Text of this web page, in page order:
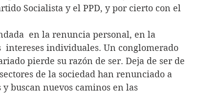
Socialista y el PPD, y por cierto con el
en la renuncia personal, en la
intereses individuales. Un conglomerado
pierde su razón de ser. Deja de ser de
de la sociedad han renunciado a
buscan nuevos caminos en las